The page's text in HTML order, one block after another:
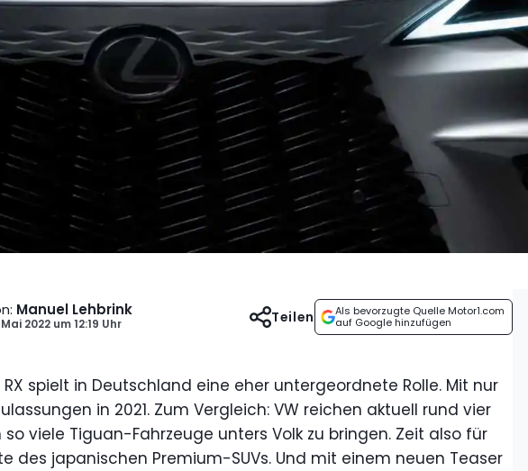
: Manuel Lehbrink
Mai 2022 um12:19 Uhr
Als bevorzugte Quelle Motor1.com
auf Google hinzufügen
Teilen
RX spielt in Deutschland eine eher untergeordnete Rolle. Mit nur
in 2021. Zum Vergleich: VW reichen aktuell rund vier
so viele Tiguan-Fahrzeuge unters Volk zu bringen. Zeit also für
des japanischen Premium-SUVs. Und mit einem neuen Teaser